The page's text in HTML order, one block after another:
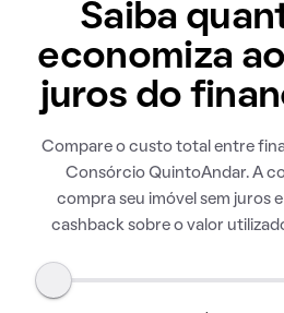
Saiba
economiza
juros do
Compare o custo total entre
Consórcio QuintoAndar. A
compra seu imóvel sem juros
cashback sobre o valor